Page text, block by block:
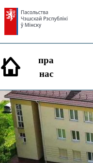
пра
нас